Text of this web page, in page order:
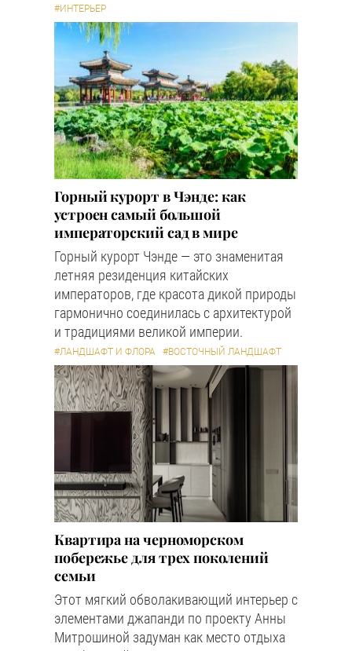
#ИНТЕРЬЕР
Горный курорт в Чэнде: как
устроен самый большой
императорский сад в мире
Горный курорт Чэнде — это знаменитая
летняя резиденция китайских
императоров, где красота дикой природы
гармонично соединилась с архитектурой
и традициями великой империи.
#ЛАНДШАФТ И ФЛОРА #ВОСТОЧНЫЙ ЛАНДШАФТ
Квартира на черноморском
побережье для трех поколений
семьи
Этот мягкий обволакивающий интерьер с
элементами джапанди по проекту Анны
Митрошиной задуман как место отдыха